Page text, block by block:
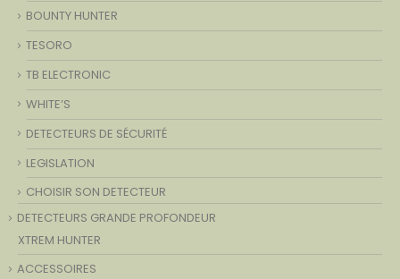
BOUNTY HUNTER
TESORO
TB ELECTRONIC
WHITE’S
DETECTEURS DE SÉCURITÉ
LEGISLATION
CHOISIR SON DETECTEUR
DETECTEURS GRANDE PROFONDEUR
XTREM HUNTER
ACCESSOIRES